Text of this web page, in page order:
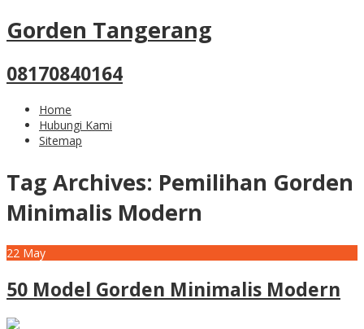
Gorden Tangerang
08170840164
Home
Hubungi Kami
Sitemap
Tag Archives: Pemilihan Gorden
Minimalis Modern
22 May
50 Model Gorden Minimalis Modern